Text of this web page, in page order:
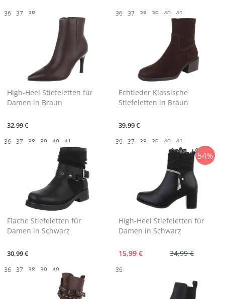
36 37 38 36 37 38 39 40 41
High-Heel Stiefeletten für
Damen in Braun
32,99 €
36 37 38 39 40 41
Echtleder Klassische
Stiefeletten in Braun
39,99 €
36 37 38 39 40 41
Flache Stiefeletten für
Damen in Schwarz
30,99 €
36 37 38 39 40
54%
High-Heel Stiefeletten für
Damen in Schwarz
34,99 €
15,99 €
36